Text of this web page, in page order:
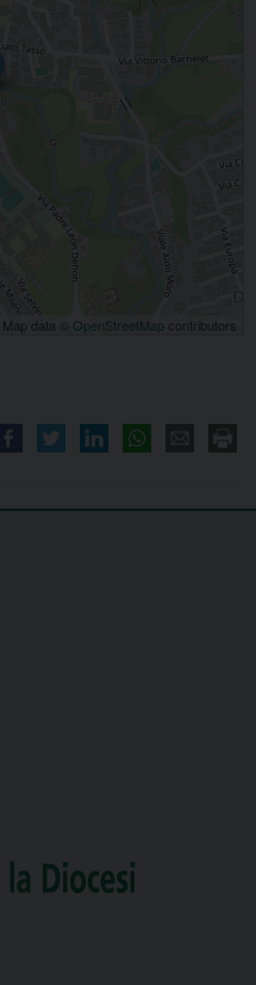
| Map data © OpenStreetMap contributors